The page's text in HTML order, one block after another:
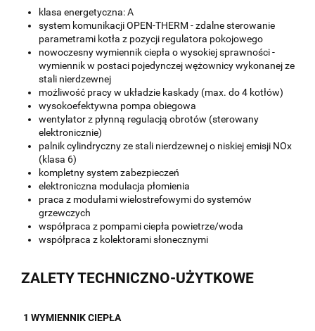
klasa energetyczna: A
system komunikacji OPEN-THERM - zdalne sterowanie
parametrami kotła z pozycji regulatora pokojowego
nowoczesny wymiennik ciepła o wysokiej sprawności -
wymiennik w postaci pojedynczej wężownicy wykonanej ze
stali nierdzewnej
możliwość pracy w układzie kaskady (max. do 4 kotłów)
wysokoefektywna pompa obiegowa
wentylator z płynną regulacją obrotów (sterowany
elektronicznie)
palnik cylindryczny ze stali nierdzewnej o niskiej emisji NOx
(klasa 6)
kompletny system zabezpieczeń
elektroniczna modulacja płomienia
praca z modułami wielostrefowymi do systemów
grzewczych
współpraca z pompami ciepła powietrze/woda
współpraca z kolektorami słonecznymi
ZALETY TECHNICZNO-UŻYTKOWE
1 WYMIENNIK CIEPŁA